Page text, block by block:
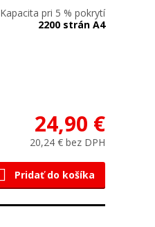
Kapacita pri 5 % pokrytí
2200 strán A4
24,90 €
20,24 € bez DPH
Pridať do košíka